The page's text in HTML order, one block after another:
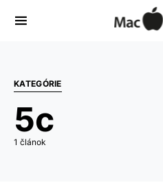
KATEGÓRIE
5c
1 článok